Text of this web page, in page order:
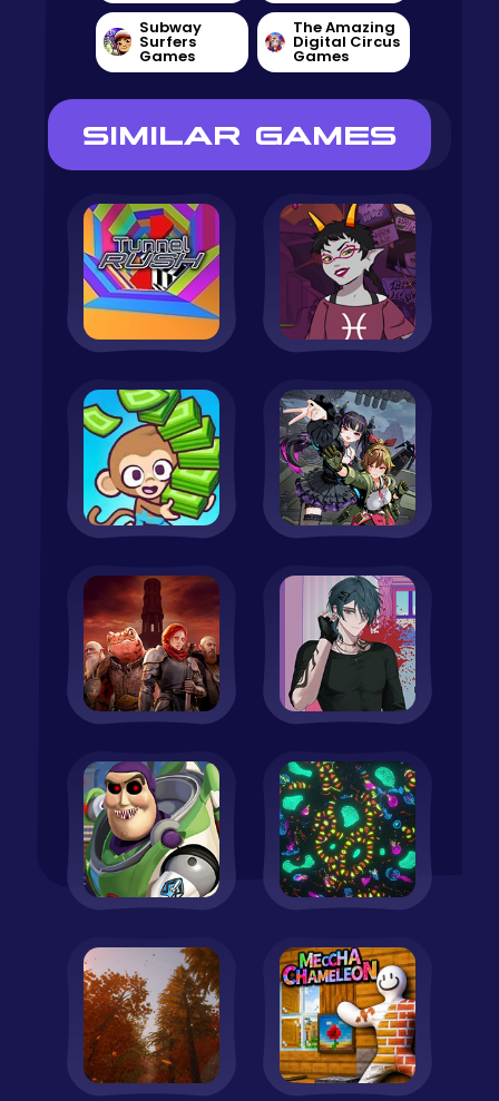
Subway
Surfers
Games
The Amazing
Digital Circus
Games
SIMILAR GAMES